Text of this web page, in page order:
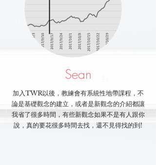
Sean
加入TWR以後，教練會有系統性地帶課程，不
論是基礎觀念的建立，或者是新觀念的介紹都讓
我省了很多時間，有些新觀念如果不是有人跟你
說，真的要花很多時間去找，還不見得找的到!